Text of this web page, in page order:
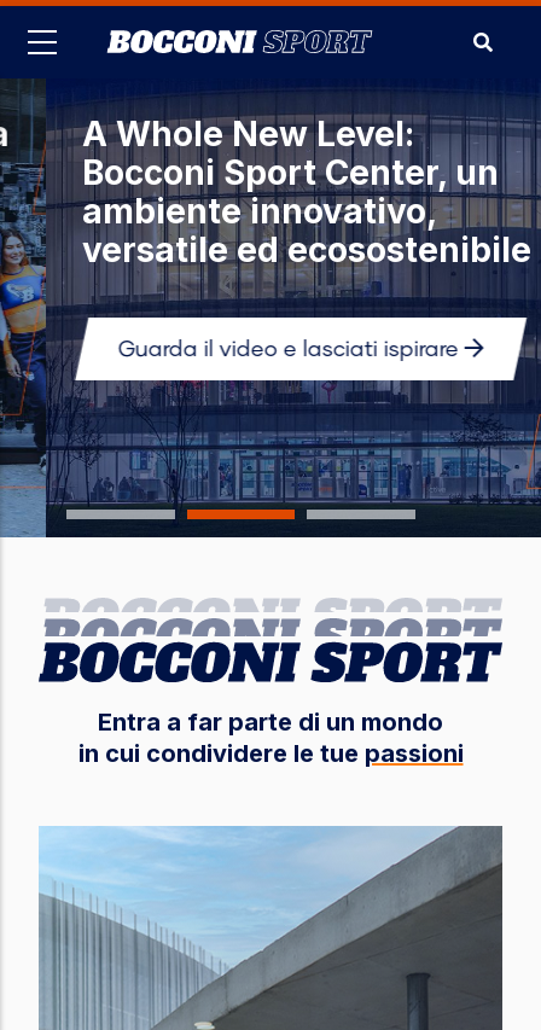
contenuto
principale
A Whole New Level:
Bocconi Sport Center, un
ambiente innovativo,
versatile ed ecosostenibile
Guarda il video e lasciati ispirare
Entra a far parte di un mondo
in cui condividere le tue passioni